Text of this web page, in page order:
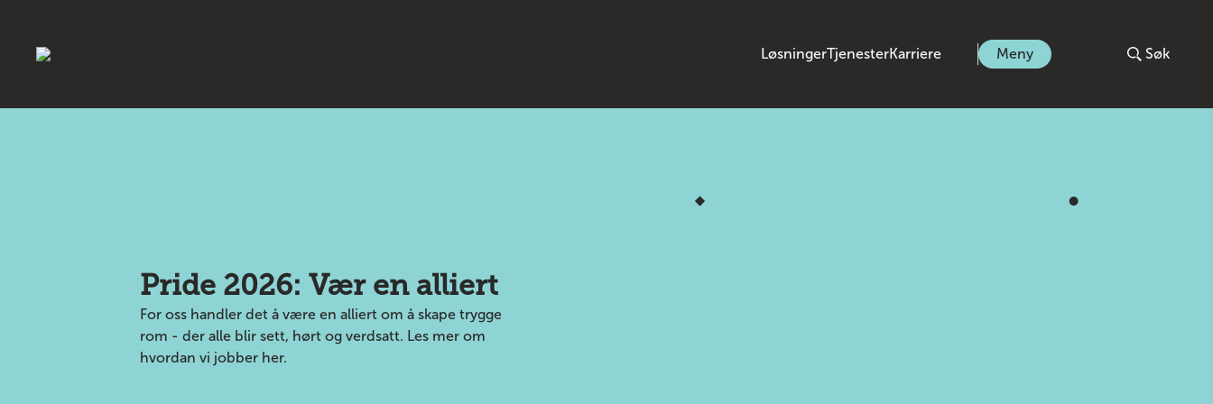
LøsningerTjenesterKarriere Meny Søk
innen eiendom og
infrastruktur
Pride 2026: Vær en alliert
For oss handler det å være en alliert om å skape trygge
rom - der alle blir sett, hørt og verdsatt. Les mer om
hvordan vi jobber her.